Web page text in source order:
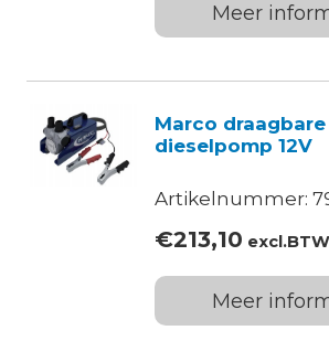
Meer
Marco draagbare
dieselpomp 12V
Artikelnummer:
€213,10 excl.BTW
Meer